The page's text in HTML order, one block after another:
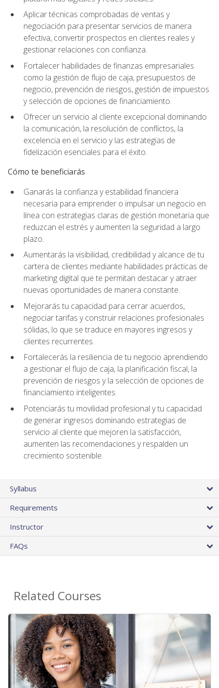
Aplicar técnicas comprobadas de ventas y
negociación para presentar servicios de manera
efectiva, convertir prospectos en clientes reales y
gestionar relaciones con confianza.
Fortalecer habilidades de finanzas empresariales
como la gestión de flujo de caja, presupuestos de
negocio, prevención de riesgos, gestión de impuestos
y selección de opciones de financiamiento.
Ofrecer un servicio al cliente excepcional dominando
la comunicación, la resolución de conflictos, la
excelencia en el servicio y las estrategias de
fidelización esenciales para el éxito.
Cómo te beneficiarás
Ganarás la confianza y estabilidad financiera
necesaria para emprender o impulsar un negocio en
línea con estrategias claras de gestión monetaria que
reduzcan el estrés y aumenten la seguridad a largo
plazo.
Aumentarás la visibilidad, credibilidad y alcance de tu
cartera de clientes mediante habilidades prácticas de
marketing digital que te permitan destacar y atraer
nuevas oportunidades de manera constante.
Mejorarás tu capacidad para cerrar acuerdos,
negociar tarifas y construir relaciones profesionales
sólidas, lo que se traduce en mayores ingresos y
clientes recurrentes.
Fortalecerás la resiliencia de tu negocio aprendiendo
a gestionar el flujo de caja, la planificación fiscal, la
prevención de riesgos y la selección de opciones de
financiamiento inteligentes.
Potenciarás tu movilidad profesional y tu capacidad
de generar ingresos dominando estrategias de
servicio al cliente que mejoren la satisfacción,
aumenten las recomendaciones y respalden un
crecimiento sostenible.
Syllabus
Requirements
Instructor
FAQs
Related Courses